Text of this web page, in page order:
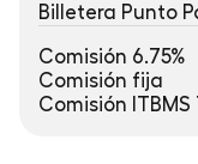
Billetera Punto
Comisión 6.75%
Comisión fija
Comisión ITBMS